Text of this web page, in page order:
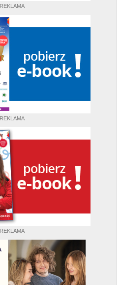
REKLAMA
REKLAMA
REKLAMA